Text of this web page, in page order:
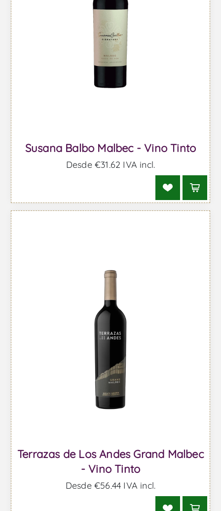
Susana Balbo Malbec - Vino Tinto
Desde €31,62 IVA incl.
Terrazas de Los Andes Grand Malbec
- Vino Tinto
Desde €56,44 IVA incl.